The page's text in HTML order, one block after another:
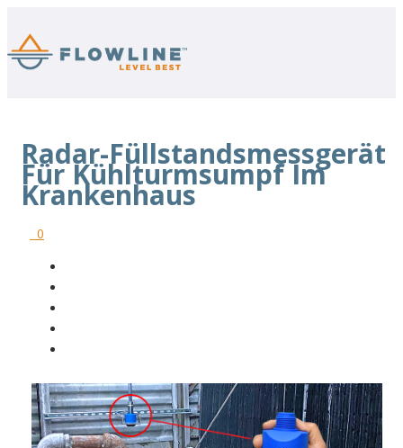
Radar-Füllstandsmessgerät
Für Kühlturmsumpf Im
Krankenhaus
0